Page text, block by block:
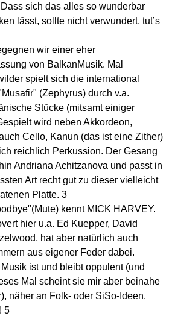
sich das alles so wunderbar
lässt, sollte nicht verwundert, tut’s
wir einer eher
von BalkanMusik. Mal
spielt sich die international
(Zephyrus) durch v.a.
Stücke (mitsamt einiger
wird neben Akkordeon,
Cello, Kanun (das ist eine Zither)
reichlich Perkussion. Der Gesang
Andriana Achitzanova und passt in
Art recht gut zu dieser vielleicht
Platte. 3
kennt MICK HARVEY.
hier u.a. Ed Kuepper, David
hat aber natürlich auch
aus eigener Feder dabei.
ist und bleibt oppulent (und
Mal scheint sie mir aber beinahe
näher an Folk- oder SiSo-Ideen.
5